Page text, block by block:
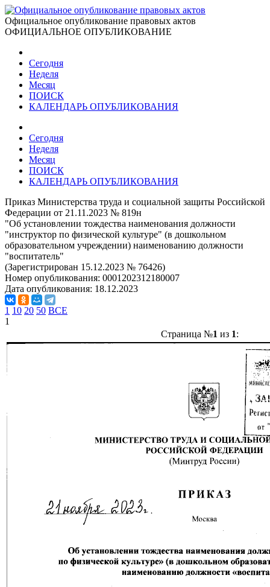
Официальное опубликование правовых актов
ОФИЦИАЛЬНОЕ ОПУБЛИКОВАНИЕ
Сегодня
Неделя
Месяц
ПОИСК
КАЛЕНДАРЬ ОПУБЛИКОВАНИЯ
Сегодня
Неделя
Месяц
ПОИСК
КАЛЕНДАРЬ ОПУБЛИКОВАНИЯ
Приказ Министерства труда и социальной защиты Российской
Федерации от 21.11.2023 № 819н
"Об установлении тождества наименования должности
"инструктор по физической культуре" (в дошкольном
образовательном учреждении) наименованию должности
"воспитатель"
(Зарегистрирован 15.12.2023 № 76426)
Номер опубликования: 0001202312180007
Дата опубликования: 18.12.2023
1 10 20 50 ВСЕ
1
Страница №1 из 1: